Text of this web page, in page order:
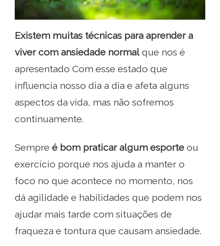
Existem muitas técnicas para aprender a
viver com ansiedade normalque nos é
apresentado Com esse estado que
influencia nosso dia a dia e afeta alguns
aspectos da vida, mas não sofremos
continuamente.
Sempre é bom praticar algum esporte ou
exercício porque nos ajuda a manter o
foco no que acontece no momento, nos
dá agilidade e habilidades que podem nos
ajudar mais tarde com situações de
fraqueza e tontura que causam ansiedade.